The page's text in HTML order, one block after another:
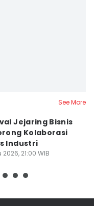
See More
Jejaring Bisnis
Kolaborasi
Industri
2026, 21:00 WIB